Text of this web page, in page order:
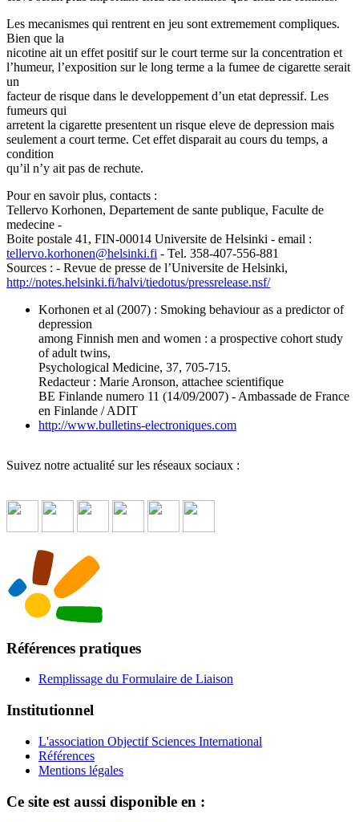
Les mecanismes qui rentrent en jeu sont extremement compliques.
Bien que la
nicotine ait un effet positif sur le court terme sur la concentration et
l’humeur, l’exposition sur le long terme a la fumee de cigarette serait
un
facteur de risque dans le developpement d’un etat depressif. Les
fumeurs qui
arretent la cigarette presentent un risque eleve de depression mais
seulement a court terme. Cet effet disparait au cours du temps, a
condition
qu’il n’y ait pas de rechute.
Pour en savoir plus, contacts :
Tellervo Korhonen, Departement de sante publique, Faculte de
medecine -
Boite postale 41, FIN-00014 Universite de Helsinki - email :
tellervo.korhonen@helsinki.fi - Tel. 358-407-556-881
Sources : - Revue de presse de l’Universite de Helsinki,
http://notes.helsinki.fi/halvi/tiedotus/pressrelease.nsf/
Korhonen et al (2007) : Smoking behaviour as a predictor of
depression
among Finnish men and women : a prospective cohort study
of adult twins,
Psychological Medicine, 37, 705-715.
Redacteur : Marie Aronson, attachee scientifique
BE Finlande numero 11 (14/09/2007) - Ambassade de France
en Finlande / ADIT
http://www.bulletins-electroniques.com
Suivez notre actualité sur les réseaux sociaux :
Références pratiques
Remplissage du Formulaire de Liaison
Institutionnel
L'association Objectif Sciences International
Références
Mentions légales
Ce site est aussi disponible en :